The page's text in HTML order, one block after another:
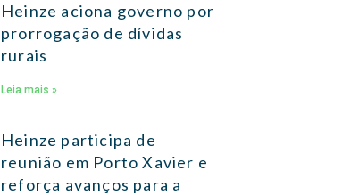
Heinze aciona governo por
prorrogação de dívidas
rurais
Leia mais »
Heinze participa de
reunião em Porto Xavier e
reforça avanços para a